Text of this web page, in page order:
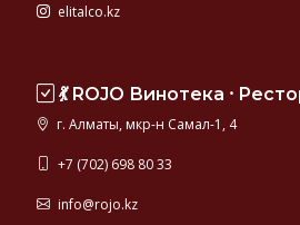
elitalco.kz
💃 ROJO Винотека ⸱
г. Алматы, мкр-н Самал-1, 4
+7 (702) 698 80 33
info@rojo.kz